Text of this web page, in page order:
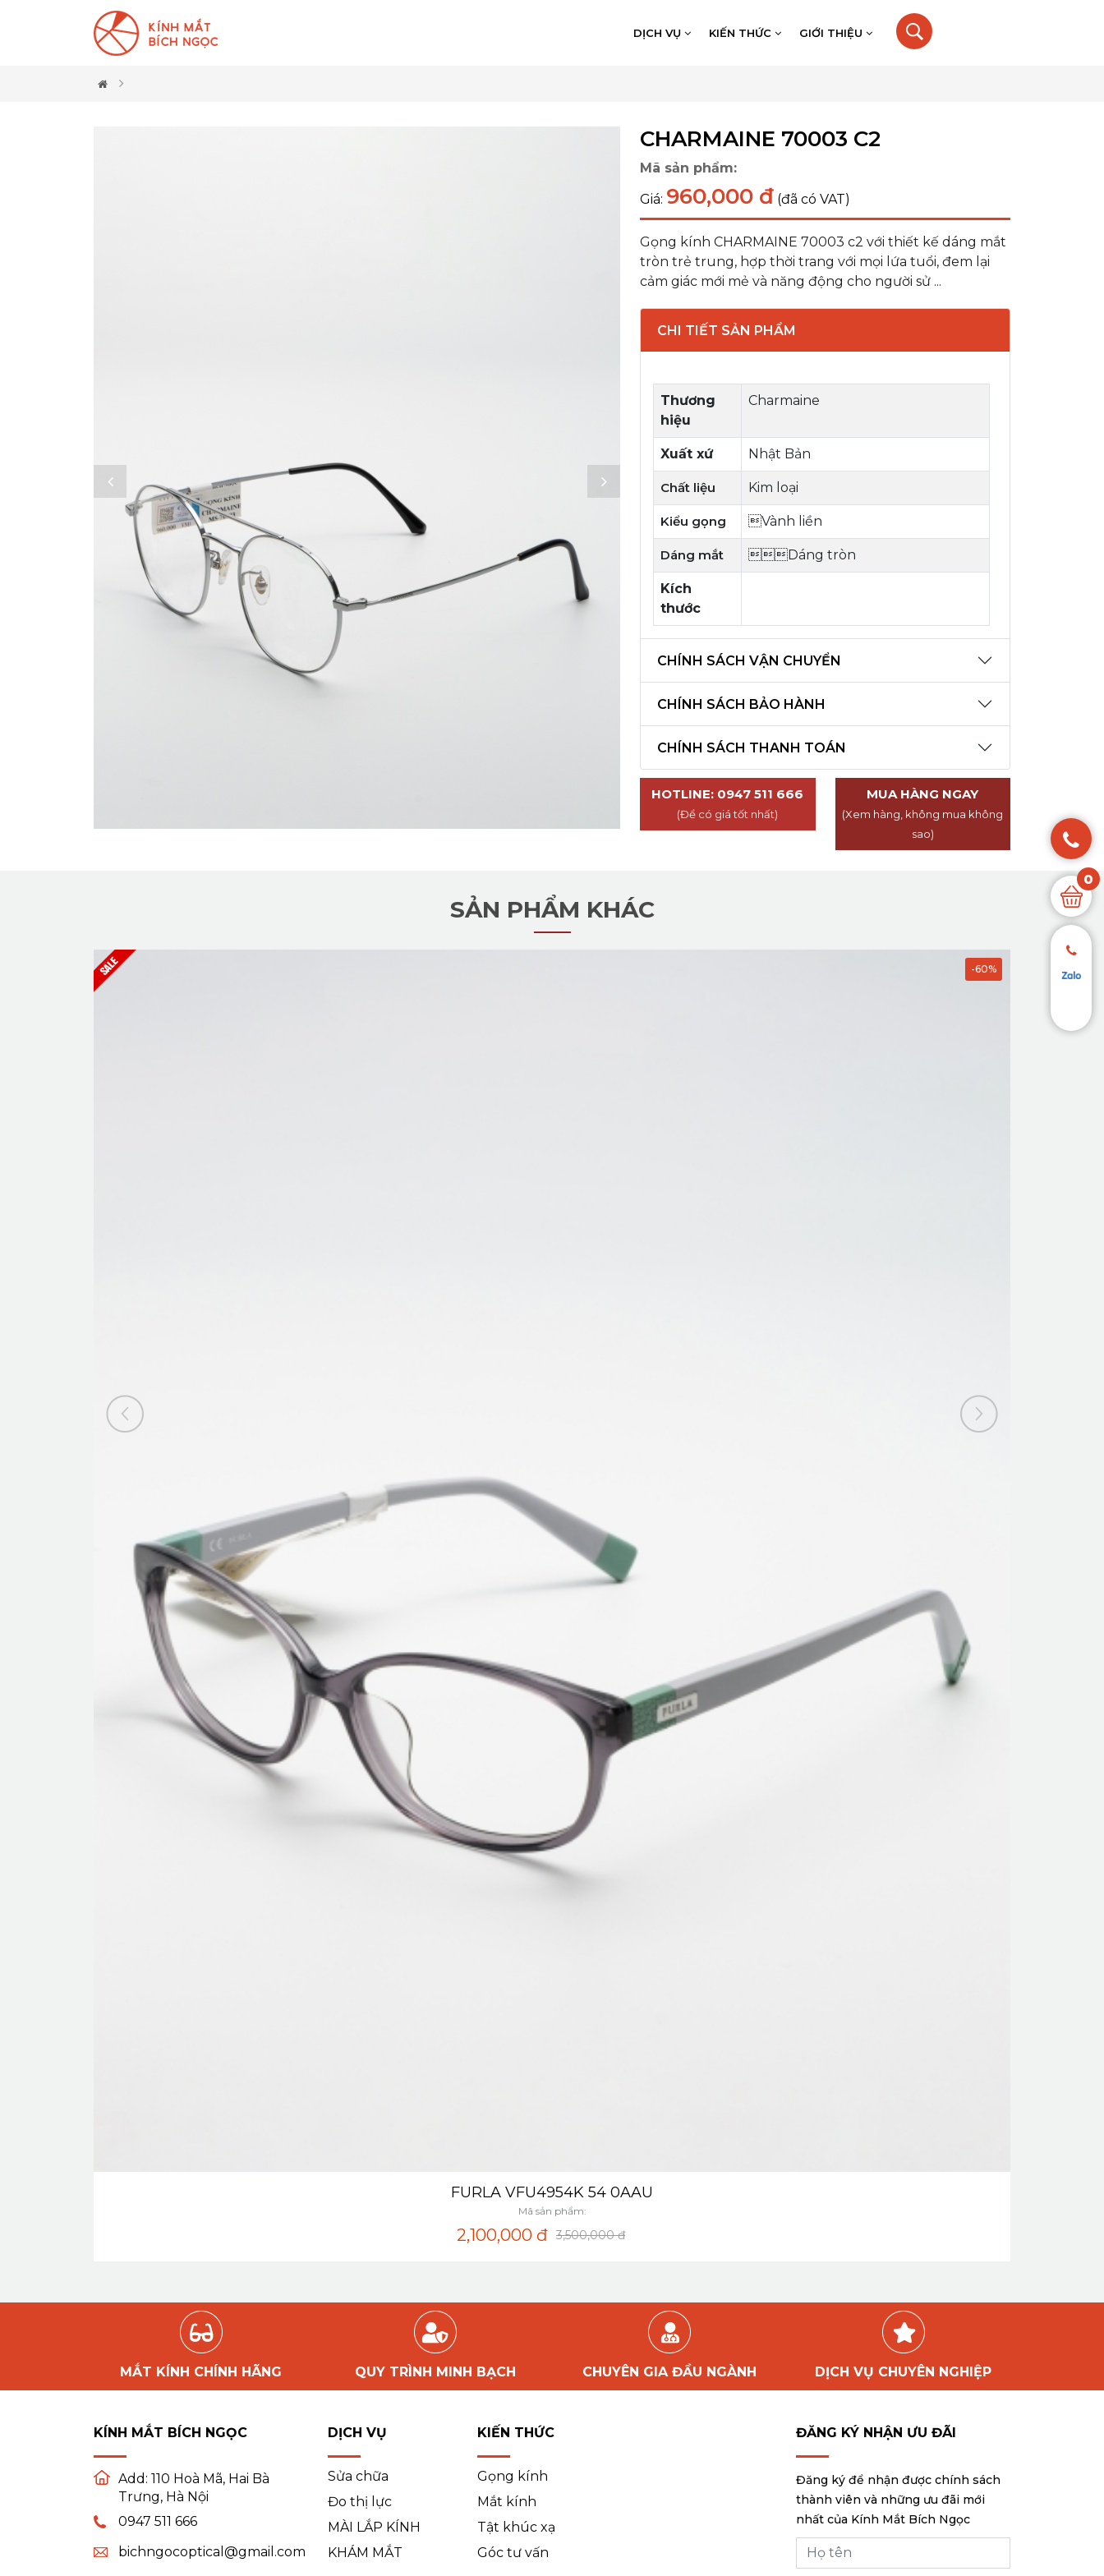
DỊCH VỤ KIẾN THỨC GIỚI THIỆU
CHARMAINE 70003 C2
Mã sản phẩm:
Giá: 960,000 đ (đã có VAT)
Gọng kính CHARMAINE 70003 c2 với thiết kế dáng mắt
tròn trẻ trung, hợp thời trang với mọi lứa tuổi, đem lại
cảm giác mới mẻ và năng động cho người sử ...
CHI TIẾT SẢN PHẨM
Thương
hiệu
Charmaine
Xuất xứ Nhật Bản
Chất liệu Kim loại
Kiểu gọng Vành liền
Dáng mắt Dáng tròn
Kích
thước
CHÍNH SÁCH VẬN CHUYỂN
CHÍNH SÁCH BẢO HÀNH
CHÍNH SÁCH THANH TOÁN
HOTLINE: 0947 511 666
(Để có giá tốt nhất)
MUA HÀNG NGAY
(Xem hàng, không mua không
sao)
SẢN PHẨM KHÁC
Xem nhanh
-60%
FURLA VFU4954K 54 0AAU
Mã sản phẩm:
2,100,000 đ 3,500,000 đ
MẮT KÍNH CHÍNH HÃNG QUY TRÌNH MINH BẠCH CHUYÊN GIA ĐẦU NGÀNH DỊCH VỤ CHUYÊN NGHIỆP
KÍNH MẮT BÍCH NGỌC
Add: 110 Hoà Mã, Hai Bà
Trưng, Hà Nội
0947 511 666
bichngocoptical@gmail.com
DỊCH VỤ
Sửa chữa
Đo thị lực
MÀI LẮP KÍNH
KHÁM MẮT
KIẾN THỨC
Gọng kính
Mắt kính
Tật khúc xạ
Góc tư vấn
ĐĂNG KÝ NHẬN ƯU ĐÃI
Đăng ký để nhận được chính sách
thành viên và những ưu đãi mới
nhất của Kính Mắt Bích Ngọc
0